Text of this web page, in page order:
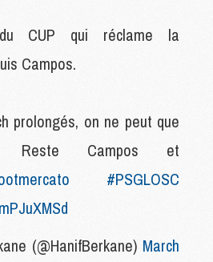
CUP qui réclame la
Campos.
prolongés, on ne peut que
Reste Campos et
#PSGLOSC
(@HanifBerkane) March